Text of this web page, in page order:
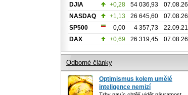
DJIA
+0,28 54 036,93
07.08.26
NASDAQ
+1,13 26 645,60
07.08.26
SP500
0,00 4 357,73
22.09.21
DAX
+0,69 26 319,45 07.08.26
Odborné články
Optimismus kolem umělé
inteligence nemizí